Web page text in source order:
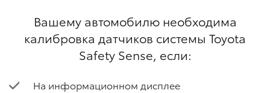
Вашему автомобилю необходима
калибровка датчиков системы Toyota
Safety Sense, если:
На информационном дисплее